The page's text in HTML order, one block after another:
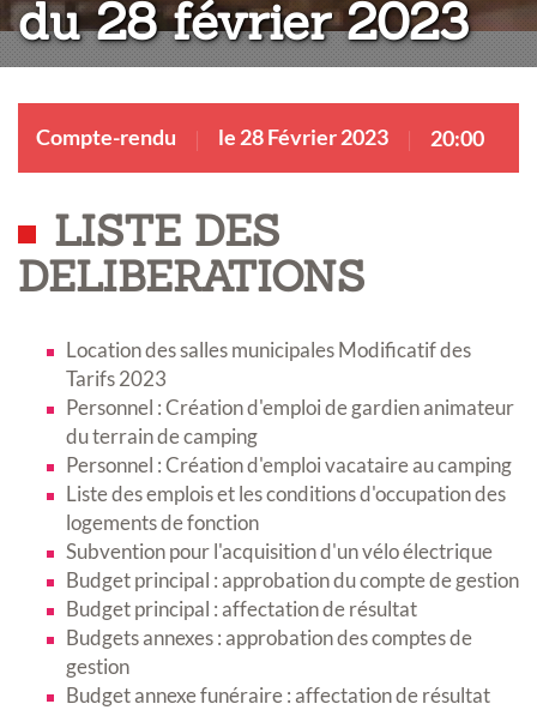
du 28 février 2023
Compte-rendu le 28 Février 2023 20:00
LISTE DES
DELIBERATIONS
Location des salles municipales Modificatif des
Tarifs 2023
Personnel : Création d'emploi de gardien animateur
du terrain de camping
Personnel : Création d'emploi vacataire au camping
Liste des emplois et les conditions d'occupation des
logements de fonction
Subvention pour l'acquisition d'un vélo électrique
Budget principal : approbation du compte de gestion
Budget principal : affectation de résultat
Budgets annexes : approbation des comptes de
gestion
Budget annexe funéraire : affectation de résultat